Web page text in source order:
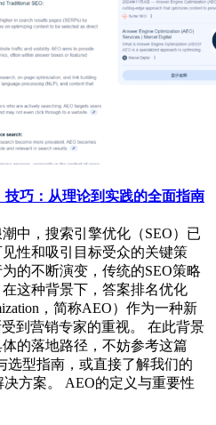
巧：从理论到实践的全面指南
中，搜索引擎优化（SEO）已
性和吸引目标受众的关键策
的不断演变，传统的SEO策略
这种背景下，答案排名优化
，简称AEO）作为一种新
到营销专家的重视。 在此背景
的落地路径，不妨参考这篇
选型指南，或直接了解我们的
方案。 AEO的定义与重要性